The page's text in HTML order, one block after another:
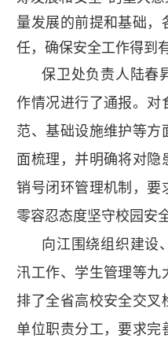
量发展的前提和基础，
任，确保安全工作得到
保卫处负责人陆春
作情况进行了通报。对
范、基础设施维护等方
面梳理，并明确将对隐
销号闭环管理机制，要
零容忍态度坚守校园安
向江围绕组织建设
汛工作、学生管理等九
排了全省高校安全交叉
单位职责分工，要求完